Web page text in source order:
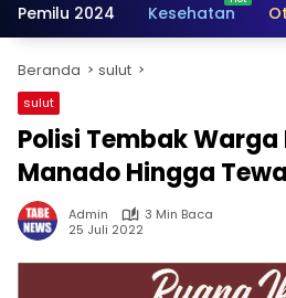
Pemilu 2024 Kesehatan
Beranda sulut
sulut
Polisi Tembak Warga
Manado Hingga
Admin
3 Min Baca
25 Juli 2022